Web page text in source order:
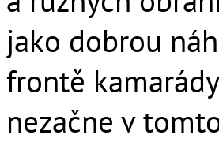
jako dobrou
frontě
nezačne v